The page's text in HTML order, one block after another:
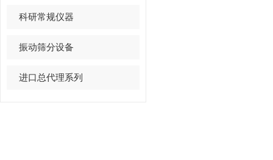
科研常规仪器
振动筛分设备
进口总代理系列